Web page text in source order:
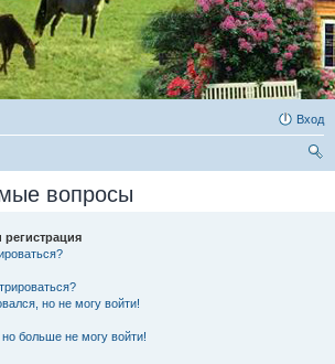
Вход
вопросы
но не могу войти!
больше не могу войти!